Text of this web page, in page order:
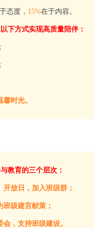
态度， 15%在于内容。
下方式实现高质量陪伴：
时光。
教育的三个层次：
开放日，加入班级群；
级建言献策；
，支持班级建设。